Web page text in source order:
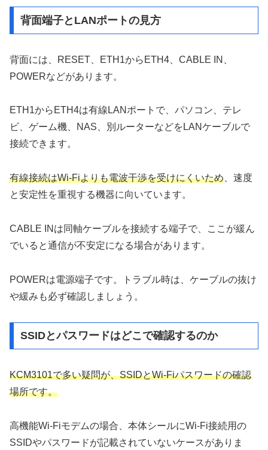
背面端子とLANポートの見方
背面には、RESET、ETH1からETH4、CABLE IN、
POWERなどがあります。
ETH1からETH4は有線LANポートで、パソコン、テレ
ビ、ゲーム機、NAS、別ルーターなどをLANケーブルで
接続できます。
有線接続はWi-Fiよりも電波干渉を受けにくいため 、速度
と安定性を重視する機器に向いています。
CABLE INは同軸ケーブルを接続する端子で、ここが緩ん
でいると通信が不安定になる場合があります。
POWERは電源端子です。トラブル時は、ケーブルの抜け
や緩みも必ず確認しましょう。
SSIDとパスワードはどこで確認するのか
KCM3101で多い疑問が、SSIDとWi-Fiパスワードの確認
場所です。
高機能Wi-Fiモデムの場合、本体シールにWi-Fi接続用の
SSIDやパスワードが記載されていないケースがありま